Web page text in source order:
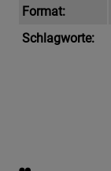
Format:
Schlagworte: